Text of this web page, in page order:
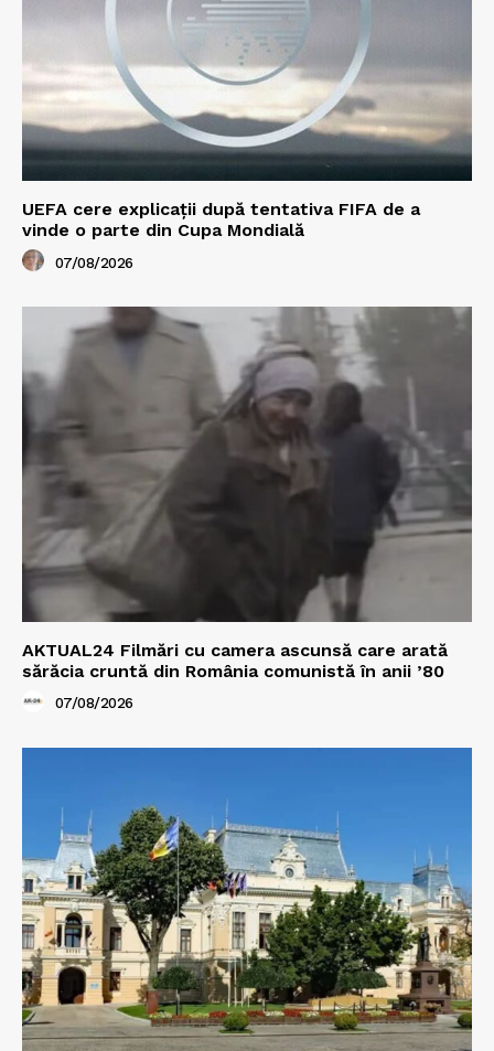
UEFA cere explicații după tentativa FIFA de a
vinde o parte din Cupa Mondială
07/08/2026
AKTUAL24 Filmări cu camera ascunsă care arată
sărăcia cruntă din România comunistă în anii ’80
07/08/2026